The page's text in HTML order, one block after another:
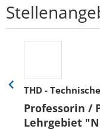
THD -
Professorin /
Lehrgebiet
Eine
zurück